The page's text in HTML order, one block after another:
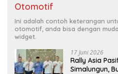
Otomotif
Ini adalah contoh keterangan
otomotif, anda bisa dengan
widget.
17 Juni 2026
Rally Asia
Simalungun,